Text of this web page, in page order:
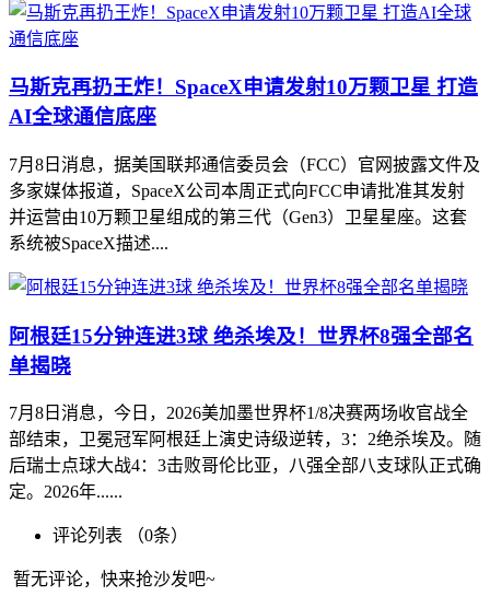
马斯克再扔王炸！SpaceX申请发射10万颗卫星 打造
AI全球通信底座
7月8日消息，据美国联邦通信委员会（FCC）官网披露文件及
多家媒体报道，SpaceX公司本周正式向FCC申请批准其发射
并运营由10万颗卫星组成的第三代（Gen3）卫星星座。这套
系统被SpaceX描述....
阿根廷15分钟连进3球 绝杀埃及！世界杯8强全部名
单揭晓
7月8日消息，今日，2026美加墨世界杯1/8决赛两场收官战全
部结束，卫冕冠军阿根廷上演史诗级逆转，3：2绝杀埃及。随
后瑞士点球大战4：3击败哥伦比亚，八强全部八支球队正式确
定。2026年......
评论列表 （0条）
暂无评论，快来抢沙发吧~